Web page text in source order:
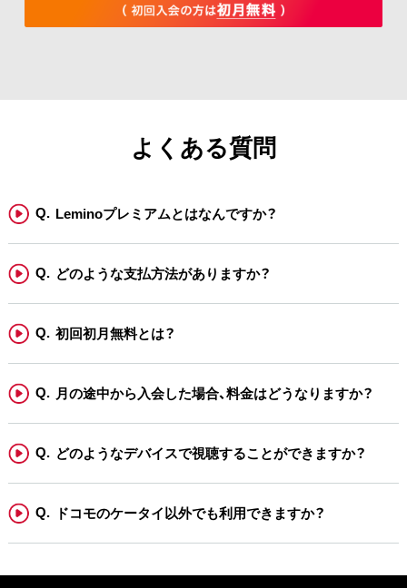
２．本キャンペーンの応募は1回限り有効です。同一人物による複数
回の応募がある場合、最新の応募内容を抽選の対象といたしま
４．本キャンペーンと当社が同時期に実施するほかのキャンペーン
との重複当選ができない場合があります。また、応募受付状況や
あらかじめご了承ください。
６．賞品のお届けは日本国内のみに限ります。
７．当社は、次に掲げる場合、あらかじめ本キャンペーンサイトに
掲載するなど、当社が適切と判断する方法により周知をすること
べての応募者と当社との間で適用されるものとします。
せず、かつ、変更の必要性、変更後の内容の相当性そのほかの変
更に係る事情に照らして合理的なものであるとき。
８．当社は、本キャンペーンの適切な運営を妨げる事由が生じた場
ンを継続し難い事由が生じた場合、いつでも本キャンペーンを中
よくある質問
Leminoプレミアムとはなんですか？
どのような支払方法がありますか？
初回初月無料とは？
月の途中から入会した場合、料金はどうなりますか？
どのようなデバイスで視聴することができますか？
ドコモのケータイ以外でも利用できますか？